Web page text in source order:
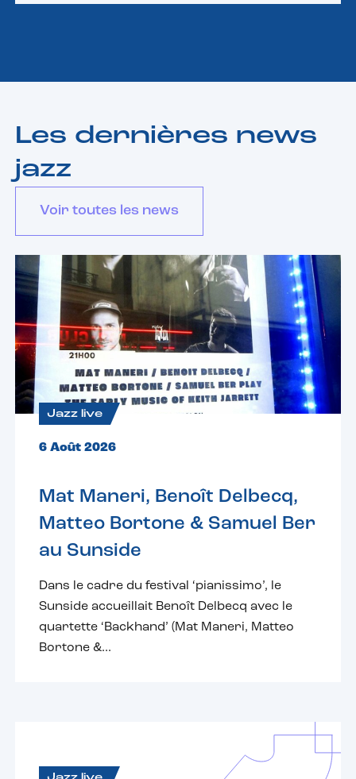
Les dernières news
jazz
Voir toutes les news
Jazz live
6 Août 2026
Mat Maneri, Benoît Delbecq,
Matteo Bortone & Samuel Ber
au Sunside
Dans le cadre du festival ‘pianissimo’, le
Sunside accueillait Benoît Delbecq avec le
quartette ‘Backhand’ (Mat Maneri, Matteo
Bortone &...